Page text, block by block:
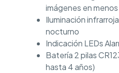
imágenes en
Iluminación
nocturno
Indicación LEDs
Batería 2 pilas
hasta 4 años)